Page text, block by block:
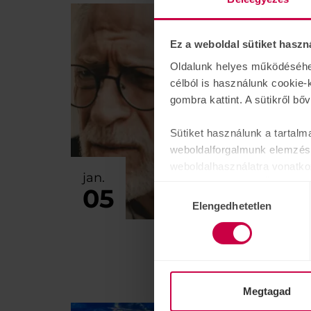
Ez a weboldal sütiket
Oldalunk helyes
célból is használunk
gombra kattint. A sütikről
Sütiket használunk a
weboldalforgalmunk
weboldalhasználatra
kiválasztásaElengedhetetlen
Megtagad
jan.
05